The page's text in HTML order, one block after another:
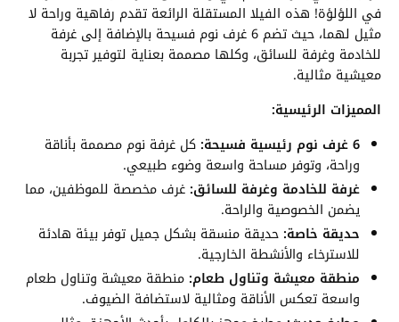
في اللؤلؤة! هذه الفيلا المستقلة الرائعة تقدم رفاهية وراحة لا
مثيل لهما، حيث تضم 6 غرف نوم فسيحة بالإضافة إلى غرفة
للخادمة وغرفة للسائق، وكلها مصممة بعناية لتوفير تجربة
معيشية مثالية.
المميزات الرئيسية:
6 غرف نوم رئيسية فسيحة:
كل غرفة نوم مصممة بأناقة
وراحة، وتوفر مساحة واسعة وضوء طبيعي.
غرفة للخادمة وغرفة للسائق: غرف مخصصة للموظفين، مما
يضمن الخصوصية والراحة.
حديقة خاصة: حديقة منسقة بشكل جميل توفر بيئة هادئة
للاسترخاء والأنشطة الخارجية.
منطقة معيشة وتناول طعام: منطقة معيشة وتناول طعام
واسعة تعكس الأناقة ومثالية لاستضافة الضيوف.